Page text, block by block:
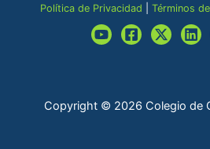
Política de Privacidad |Términos
Copyright © 2026 Colegio de